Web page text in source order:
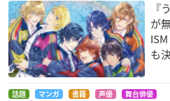
『
が
も
話題 マンガ 書籍 声優 舞台俳優